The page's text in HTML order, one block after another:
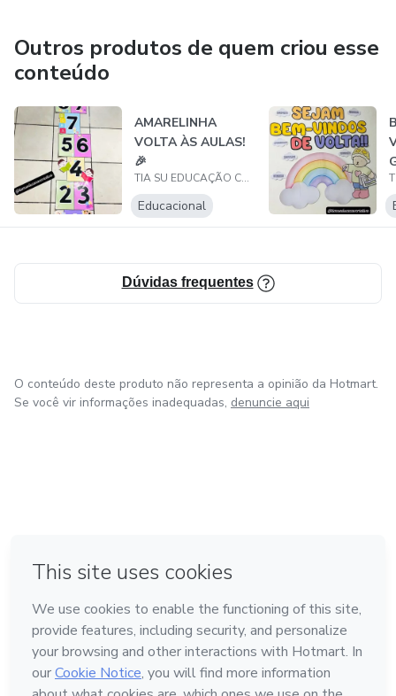
👉 Ensine com mais segurança, leveza, organização, amor e
resultados. Seus alunos vão sentir a diferença!
Outros produtos de quem criou esse
conteúdo
AMARELINHA
VOLTA ÀS AULAS!
🎉
TIA SU EDUCAÇÃO CRIATIVA
Educacional
Dúvidas frequentes
O conteúdo deste produto não representa a opinião da Hotmart.
Se você vir informações inadequadas, denuncie aqui
Feito com ❤ na Cidade do México
Conheça a Hotmart